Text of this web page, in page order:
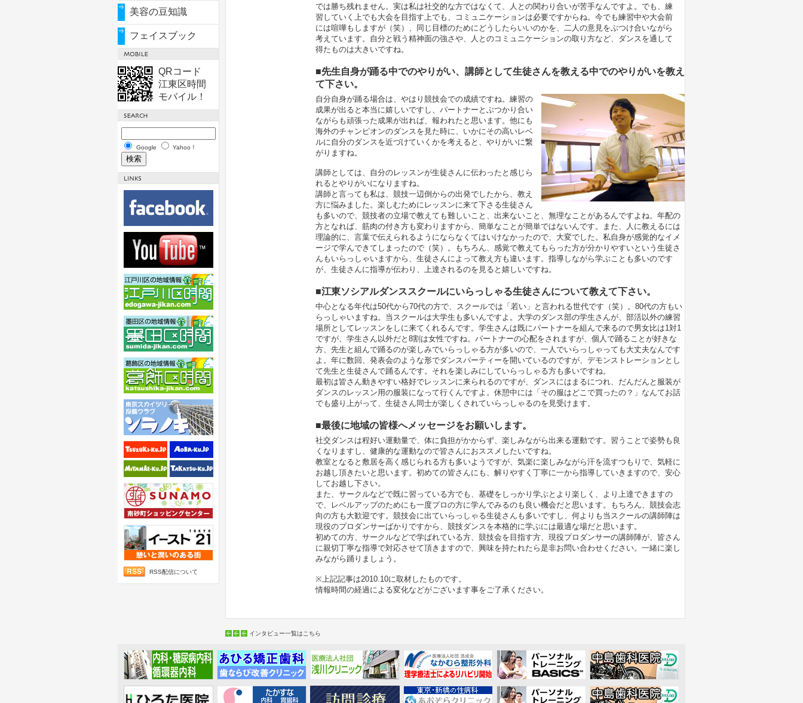
美容の豆知識
フェイスブック
QRコード
江東区時間
モバイル！
Google Yahoo！
RSS配信について
では勝ち残れません。実は私は社交的な方ではなくて、人との関わり合いが苦手なんですよ。でも、練
習していく上でも大会を目指す上でも、コミュニケーションは必要ですからね。今でも練習中や大会前
には喧嘩もしますが（笑）、同じ目標のためにどうしたらいいのかを、二人の意見をぶつけ合いながら
考えています。自分と戦う精神面の強さや、人とのコミュニケーションの取り方など、ダンスを通して
得たものは大きいですね。
■先生自身が踊る中でのやりがい、講師として生徒さんを教える中でのやりがいを教え
て下さい。
自分自身が踊る場合は、やはり競技会での成績ですね。練習の
成果が出ると本当に嬉しいですし、パートナーとぶつかり合い
ながらも頑張った成果が出れば、報われたと思います。他にも
海外のチャンピオンのダンスを見た時に、いかにその高いレベ
ルに自分のダンスを近づけていくかを考えると、やりがいに繋
がりますね。
講師としては、自分のレッスンが生徒さんに伝わったと感じら
れるとやりがいになりますね。
講師と言っても私は、競技一辺倒からの出発でしたから、教え
方に悩みました。楽しむためにレッスンに来て下さる生徒さん
も多いので、競技者の立場で教えても難しいこと、出来ないこと、無理なことがあるんですよね。年配の
方となれば、筋肉の付き方も変わりますから、簡単なことが簡単ではないんです。また、人に教えるには
理論的に、言葉で伝えられるようにならなくてはいけなかったので、大変でした。私自身が感覚的なイメ
ージで学んできてしまったので（笑）。もちろん、感覚で教えてもらった方が分かりやすいという生徒さ
んもいらっしゃいますから、生徒さんによって教え方も違います。指導しながら学ぶことも多いのです
が、生徒さんに指導が伝わり、上達されるのを見ると嬉しいですね。
■江東ソシアルダンススクールにいらっしゃる生徒さんについて教えて下さい。
中心となる年代は50代から70代の方で、スクールでは「若い」と言われる世代です（笑）。80代の方もい
らっしゃいますね。当スクールは大学生も多いんですよ。大学のダンス部の学生さんが、部活以外の練習
場所としてレッスンをしに来てくれるんです。学生さんは既にパートナーを組んで来るので男女比は1対1
ですが、学生さん以外だと8割は女性ですね。パートナーの心配をされますが、個人で踊ることが好きな
方、先生と組んで踊るのが楽しみでいらっしゃる方が多いので、一人でいらっしゃっても大丈夫なんです
よ。年に数回、発表会のような形でダンスパーティーを開いているのですが、デモンストレーションとし
て先生と生徒さんで踊るんです。それを楽しみにしていらっしゃる方も多いですね。
最初は皆さん動きやすい格好でレッスンに来られるのですが、ダンスにはまるにつれ、だんだんと服装が
ダンスのレッスン用の服装になって行くんですよ。休憩中には「その服はどこで買ったの？」なんてお話
でも盛り上がって、生徒さん同士が楽しくされていらっしゃるのを見受けます。
■最後に地域の皆様へメッセージをお願いします。
社交ダンスは程好い運動量で、体に負担がかからず、楽しみながら出来る運動です。習うことで姿勢も良
くなりますし、健康的な運動なので皆さんにおススメしたいですね。
教室となると敷居を高く感じられる方も多いようですが、気楽に楽しみながら汗を流すつもりで、気軽に
お越し頂きたいと思います。初めての皆さんにも、解りやすく丁寧に一から指導していきますので、安心
してお越し下さい。
また、サークルなどで既に習っている方でも、基礎をしっかり学ぶとより楽しく、より上達できますの
で、レベルアップのためにも一度プロの方に学んでみるのも良い機会だと思います。もちろん、競技会志
向の方も大歓迎です。競技会に出ていらっしゃる生徒さんも多いですし、何よりも当スクールの講師陣は
現役のプロダンサーばかりですから、競技ダンスを本格的に学ぶには最適な場だと思います。
初めての方、サークルなどで学ばれている方、競技会を目指す方、現役プロダンサーの講師陣が、皆さん
に親切丁寧な指導で対応させて頂きますので、興味を持たれたら是非お問い合わせください。一緒に楽し
みながら踊りましょう。
※上記記事は2010.10に取材したものです。
情報時間の経過による変化などがございます事をご了承ください。
インタビュー一覧はこちら